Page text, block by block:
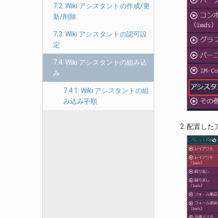
7.2. Wiki アシスタントの作成/更
新/削除
7.3. Wiki アシスタントの認可設
定
7.4. Wiki アシスタントの組み込
み
7.4.1. Wiki アシスタントの組
み込み手順
配置した